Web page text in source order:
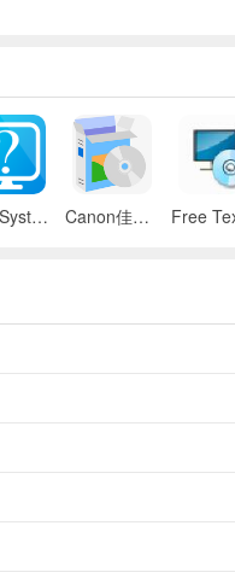
HiBit System Information(系统信息检测工具) Canon佳能 iR 2545i数码复合机UFR II驱动